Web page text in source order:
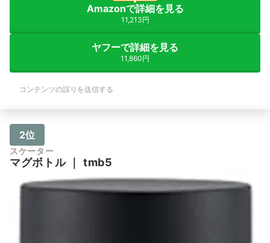
Amazonで詳細を見る
11,213円
ヤフーで詳細を見る
11,860円
コンテンツの誤りを送信する
2位
スケーター
マグボトル｜ tmb5